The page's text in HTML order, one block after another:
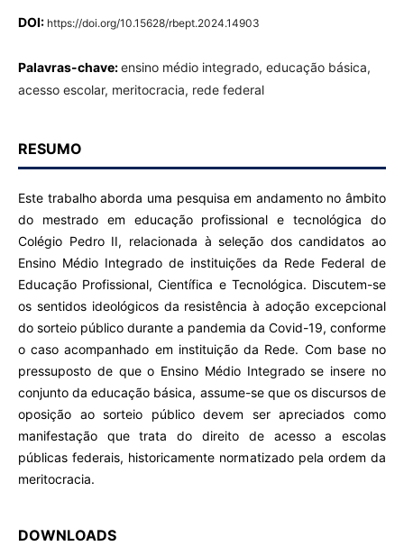
DOI: https://doi.org/10.15628/rbept.2024.14903
Palavras-chave:ensino médio integrado, educação básica,
acesso escolar, meritocracia, rede federal
RESUMO
Este trabalho aborda uma pesquisa em andamento no âmbito
do mestrado em educação profissional e tecnológica do
Colégio Pedro II, relacionada à seleção dos candidatos ao
Ensino Médio Integrado de instituições da Rede Federal de
Educação Profissional, Científica e Tecnológica. Discutem-se
os sentidos ideológicos da resistência à adoção excepcional
do sorteio público durante a pandemia da Covid-19, conforme
o caso acompanhado em instituição da Rede. Com base no
pressuposto de que o Ensino Médio Integrado se insere no
conjunto da educação básica, assume-se que os discursos de
oposição ao sorteio público devem ser apreciados como
manifestação que trata do direito de acesso a escolas
públicas federais, historicamente normatizado pela ordem da
meritocracia.
DOWNLOADS